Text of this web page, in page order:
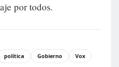
por todos.
política Gobierno
Vox